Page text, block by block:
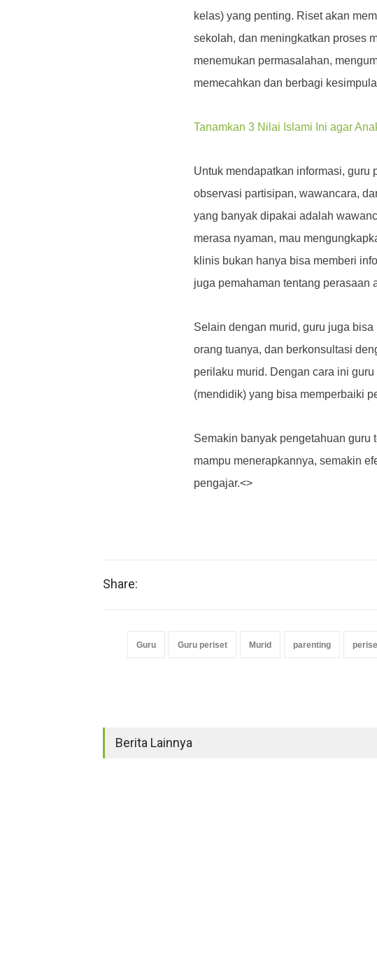
kelas) yang penting. Riset akan
sekolah, dan meningkatkan proses
menemukan permasalahan,
memecahkan dan berbagi
Tanamkan 3 Nilai Islami Ini agar
Untuk mendapatkan informasi, guru
observasi partisipan, wawancara,
yang banyak dipakai adalah
merasa nyaman, mau
klinis bukan hanya bisa memberi
juga pemahaman tentang perasaan
Selain dengan murid, guru juga
orang tuanya, dan berkonsultasi
perilaku murid. Dengan cara ini
(mendidik) yang bisa memperbaiki
Semakin banyak pengetahuan guru
mampu menerapkannya, semakin
pengajar.<>
Share:
Guru Guru periset Murid parenting
Berita Lainnya